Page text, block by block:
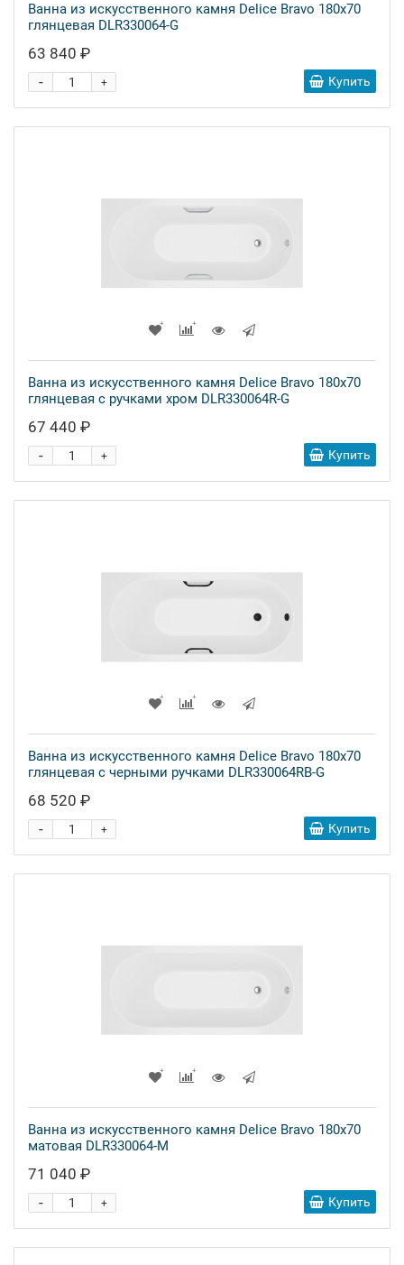
Ванна из искусственного камня Delice Bravo 180x70
глянцевая DLR330064-G
63 840 ₽
+
- Купить
Ванна из искусственного камня Delice Bravo 180x70
глянцевая с ручками хром DLR330064R-G
67 440 ₽
+
- Купить
Ванна из искусственного камня Delice Bravo 180x70
глянцевая с черными ручками DLR330064RB-G
68 520 ₽
+
- Купить
Ванна из искусственного камня Delice Bravo 180x70
матовая DLR330064-M
71 040 ₽
+
- Купить